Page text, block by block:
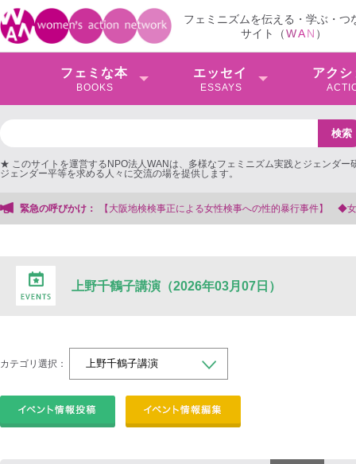
フェミニズムを伝える・学ぶ・つ
サイト（WAN ）
フェミな本
BOOKS
エッセイ
ESSAYS
アクシ
★ このサイトを運営するNPO法人WANは、多様なフェミニズム実践とジェンダー
ジェンダー平等を求める人々に交流の場を提供します。
緊急の呼びかけ：
阪地検検事正による女性検事への性的暴行事件】 ◆女性検事を支援する会事務
上野千鶴子講演（2026年03月07日）
カテゴリ選択：